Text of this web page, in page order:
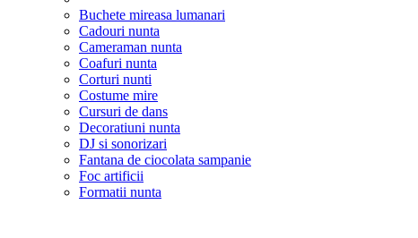
Buchete mireasa lumanari
Cadouri nunta
Cameraman nunta
Coafuri nunta
Corturi nunti
Costume mire
Cursuri de dans
Decoratiuni nunta
DJ si sonorizari
Fantana de ciocolata sampanie
Foc artificii
Formatii nunta